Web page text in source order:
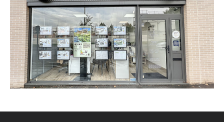
106 boulevard d'Ecancourt
JOUY LE MOUTIER - 95280
Envoyer un message
Téléphoner à l'agence